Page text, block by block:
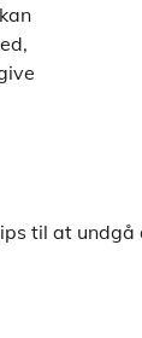
til at